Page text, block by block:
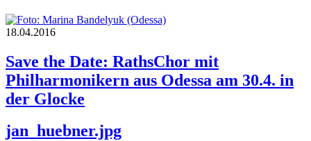
18.04.2016
Save the Date: RathsChor mit
Philharmonikern aus Odessa am 30.4. in
der Glocke
jan_huebner.jpg